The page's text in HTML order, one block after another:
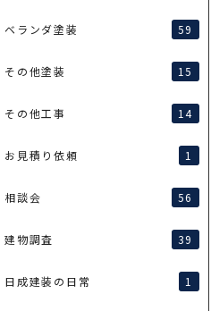
ベランダ塗装 59
その他塗装 15
その他工事 14
お見積り依頼 1
相談会 56
建物調査 39
日成建装の日常 1